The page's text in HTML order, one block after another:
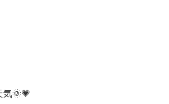
気🌞💗